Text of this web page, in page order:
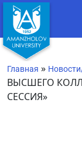
Главная »
ВЫСШЕГО
СЕССИЯ»